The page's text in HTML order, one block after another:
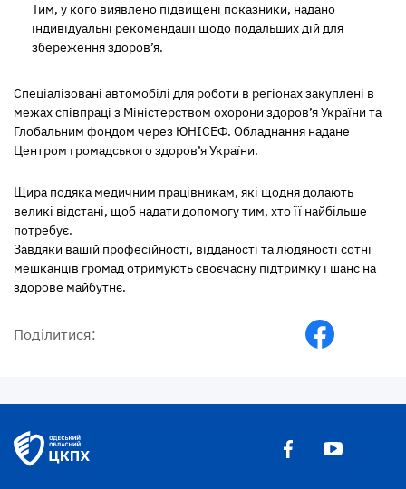
Тим, у кого виявлено підвищені показники, надано
індивідуальні рекомендації щодо подальших дій для
збереження здоров’я.
Спеціалізовані автомобілі для роботи в регіонах закуплені в
межах співпраці з Міністерством охорони здоров’я України та
Глобальним фондом через ЮНІСЕФ. Обладнання надане
Центром громадського здоров’я України.
Щира подяка медичним працівникам, які щодня долають
великі відстані, щоб надати допомогу тим, хто її найбільше
потребує.
Завдяки вашій професійності, відданості та людяності сотні
мешканців громад отримують своєчасну підтримку і шанс на
здорове майбутнє.
Поділитися: